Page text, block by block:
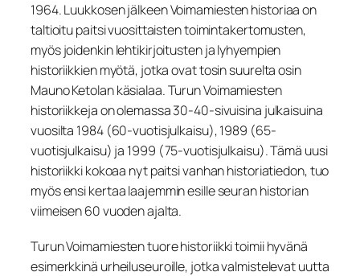
1964. Luukkosen jälkeen Voimamiesten historiaa on
taltioitu paitsi vuosittaisten toimintakertomusten,
myös joidenkin lehtikirjoitusten ja lyhyempien
historiikkien myötä, jotka ovat tosin suurelta osin
Mauno Ketolan käsialaa. Turun Voimamiesten
historiikkeja on olemassa 30-40-sivuisina julkaisuina
vuosilta 1984 (60-vuotisjulkaisu), 1989 (65-
vuotisjulkaisu) ja 1999 (75-vuotisjulkaisu). Tämä uusi
historiikki kokoaa nyt paitsi vanhan historiatiedon, tuo
myös ensi kertaa laajemmin esille seuran historian
viimeisen 60 vuoden ajalta.
Turun Voimamiesten tuore historiikki toimii hyvänä
esimerkkinä urheiluseuroille, jotka valmistelevat uutta